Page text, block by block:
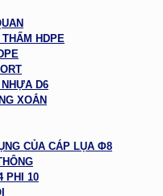
HDPE
D6
XOẮN
CỦA CÁP LỤA Φ8
PHI 10